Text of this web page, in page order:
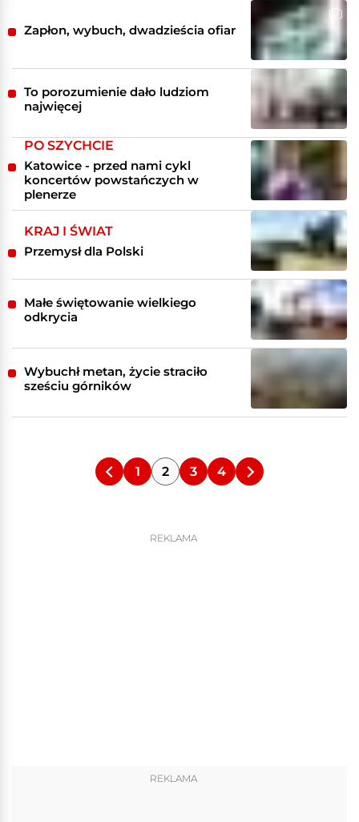
Zapłon, wybuch, dwadzieścia ofiar
To porozumienie dało ludziom
najwięcej
PO SZYCHCIE
Katowice - przed nami cykl
koncertów powstańczych w
plenerze
KRAJ I ŚWIAT
Przemysł dla Polski
Małe świętowanie wielkiego
odkrycia
Wybuchł metan, życie straciło
sześciu górników
1 2 3 4
REKLAMA
REKLAMA